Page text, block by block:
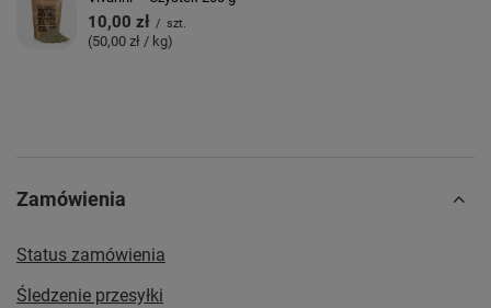
10,00 zł / szt.
(50,00 zł / kg)
Zamówienia
Status zamówienia
Śledzenie przesyłki